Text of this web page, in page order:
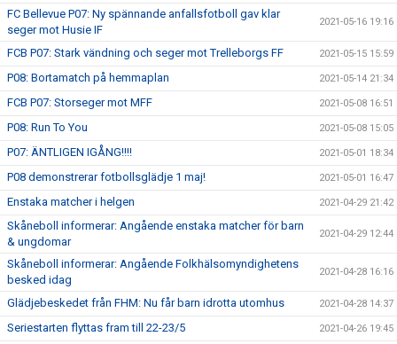
FC Bellevue P07: Ny spännande anfallsfotboll gav klar
seger mot Husie IF
2021-05-16 19:16
FCB P07: Stark vändning och seger mot Trelleborgs FF 2021-05-15 15:59
P08: Bortamatch på hemmaplan 2021-05-14 21:34
FCB P07: Storseger mot MFF 2021-05-08 16:51
P08: Run To You 2021-05-08 15:05
P07: ÄNTLIGEN IGÅNG!!!! 2021-05-01 18:34
P08 demonstrerar fotbollsglädje 1 maj! 2021-05-01 16:47
Enstaka matcher i helgen 2021-04-29 21:42
Skåneboll informerar: Angående enstaka matcher för barn
& ungdomar
2021-04-29 12:44
Skåneboll informerar: Angående Folkhälsomyndighetens
besked idag
2021-04-28 16:16
Glädjebeskedet från FHM: Nu får barn idrotta utomhus 2021-04-28 14:37
Seriestarten flyttas fram till 22-23/5 2021-04-26 19:45